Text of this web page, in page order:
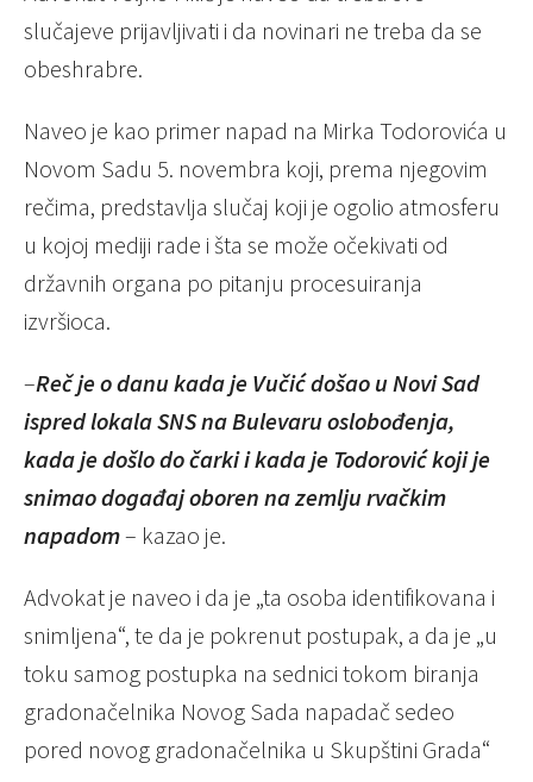
slučajeve prijavljivati i da novinari ne treba da se
obeshrabre.
Naveo je kao primer napad na Mirka Todorovića u
Novom Sadu 5. novembra koji, prema njegovim
rečima, predstavlja slučaj koji je ogolio atmosferu
u kojoj mediji rade i šta se može očekivati od
državnih organa po pitanju procesuiranja
izvršioca.
–Reč je o danu kada je Vučić došao u Novi Sad
ispred lokala SNS na Bulevaru oslobođenja,
kada je došlo do čarki i kada je Todorović koji je
snimao događaj oboren na zemlju rvačkim
napadom– kazao je.
Advokat je naveo i da je „ta osoba identifikovana i
snimljena“, te da je pokrenut postupak, a da je „u
toku samog postupka na sednici tokom biranja
gradonačelnika Novog Sada napadač sedeo
pored novog gradonačelnika u Skupštini Grada“